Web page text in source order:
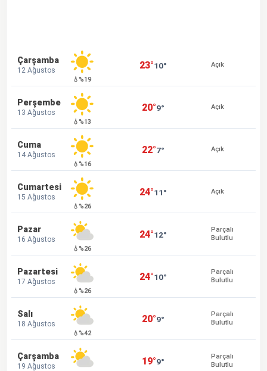
Çarşamba
12 Ağustos
💧%19
23°10° Açık
Perşembe
13 Ağustos
💧%13
20°9° Açık
Cuma
14 Ağustos
💧%16
22°7° Açık
Cumartesi
15 Ağustos
💧%26
24°11° Açık
Pazar
16 Ağustos
💧%26
24°12°
Parçalı
Bulutlu
Pazartesi
17 Ağustos
💧%26
24°10°
Parçalı
Bulutlu
Salı
18 Ağustos
💧%42
20°9°
Parçalı
Bulutlu
Çarşamba
19 Ağustos 19°9°
Parçalı
Bulutlu